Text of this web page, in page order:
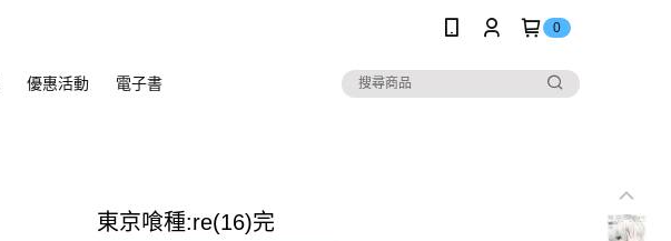
0
優惠活動 電子書
東京喰種:re(16)完